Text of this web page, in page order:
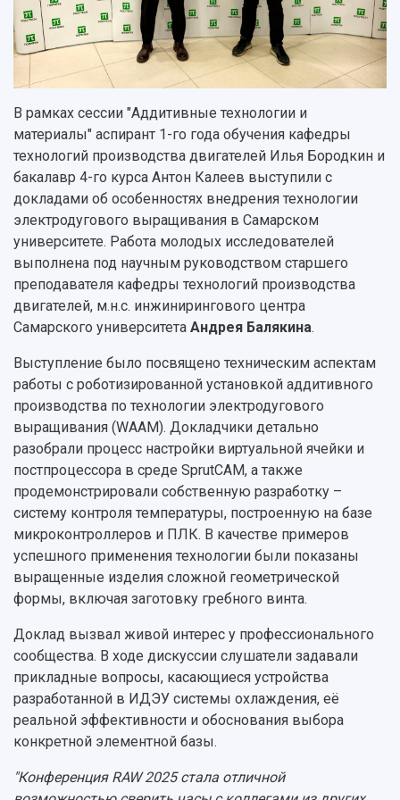
Кампус
3D-тур по университету
Музеи
Центр истории авиационных двигателей
Ботанический сад
Умный дом бабочек
Международный межвузовский кампус
Сведения об образовательной организации
Официальные документы
Противодействие COVID-19
Научные конференции
Патенты
Публикации и издания
Отчеты о проведенных конференциях
В рамках сессии "Аддитивные технологии и
материалы" аспирант 1-го года обучения кафедры
технологий производства двигателей Илья Бородкин и
бакалавр 4-го курса Антон Калеев выступили с
докладами об особенностях внедрения технологии
электродугового выращивания в Самарском
университете. Работа молодых исследователей
выполнена под научным руководством старшего
преподавателя кафедры технологий производства
двигателей, м.н.с. инжинирингового центра
Самарского университета Андрея Балякина.
Выступление было посвящено техническим аспектам
работы с роботизированной установкой аддитивного
производства по технологии электродугового
выращивания (WAAM). Докладчики детально
разобрали процесс настройки виртуальной ячейки и
постпроцессора в среде SprutCAM, а также
продемонстрировали собственную разработку –
систему контроля температуры, построенную на базе
микроконтроллеров и ПЛК. В качестве примеров
успешного применения технологии были показаны
выращенные изделия сложной геометрической
формы, включая заготовку гребного винта.
Доклад вызвал живой интерес у профессионального
сообщества. В ходе дискуссии слушатели задавали
прикладные вопросы, касающиеся устройства
разработанной в ИДЭУ системы охлаждения, её
реальной эффективности и обоснования выбора
конкретной элементной базы.
"Конференция RAW 2025 стала отличной